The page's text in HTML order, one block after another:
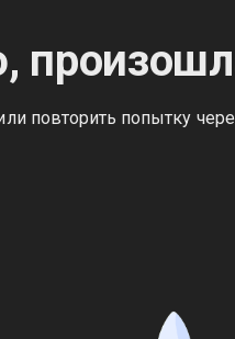
повторить попытку